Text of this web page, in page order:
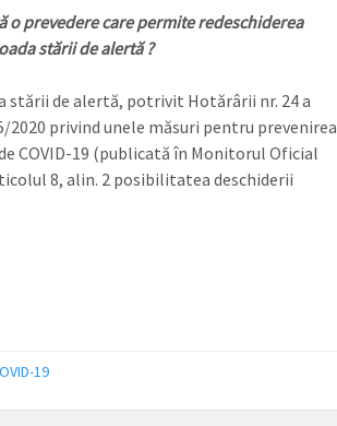
o prevedere care permite redeschiderea
stării de alertă ?
stării de alertă, potrivit Hotărârii nr. 24 a
2020 privind unele măsuri pentru prevenirea
COVID-19 (publicată în Monitorul Oficial
8, alin. 2 posibilitatea deschiderii
19